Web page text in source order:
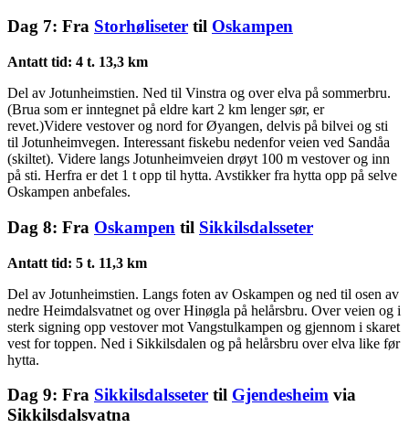
Dag 7: Fra Storhøliseter til Oskampen
Antatt tid: 4 t. 13,3 km
Del av Jotunheimstien. Ned til Vinstra og over elva på sommerbru.
(Brua som er inntegnet på eldre kart 2 km lenger sør, er
revet.)Videre vestover og nord for Øyangen, delvis på bilvei og sti
til Jotunheimvegen. Interessant fiskebu nedenfor veien ved Sandåa
(skiltet). Videre langs Jotunheimveien drøyt 100 m vestover og inn
på sti. Herfra er det 1 t opp til hytta. Avstikker fra hytta opp på selve
Oskampen anbefales.
Dag 8: Fra Oskampen til Sikkilsdalsseter
Antatt tid: 5 t. 11,3 km
Del av Jotunheimstien. Langs foten av Oskampen og ned til osen av
nedre Heimdalsvatnet og over Hinøgla på helårsbru. Over veien og i
sterk signing opp vestover mot Vangstulkampen og gjennom i skaret
vest for toppen. Ned i Sikkilsdalen og på helårsbru over elva like før
hytta.
Dag 9: Fra Sikkilsdalsseter til Gjendesheim via
Sikkilsdalsvatna